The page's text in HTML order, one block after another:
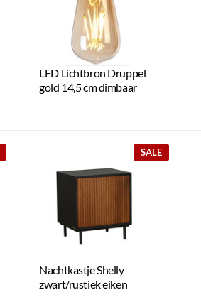
LED Lichtbron Druppel
gold 14,5 cm dimbaar
Nachtkastje Shelly
zwart/rustiek eiken
SALE